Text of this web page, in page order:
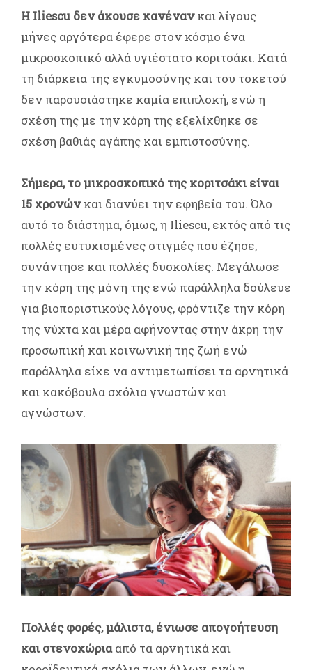
Η Iliescu δεν άκουσε κανένανκαι λίγους
μήνες αργότερα έφερε στον κόσμο ένα
μικροσκοπικό αλλά υγιέστατο κοριτσάκι. Κατά
τη διάρκεια της εγκυμοσύνης και του τοκετού
δεν παρουσιάστηκε καμία επιπλοκή, ενώ η
σχέση της με την κόρη της εξελίχθηκε σε
σχέση βαθιάς αγάπης και εμπιστοσύνης.
Σήμερα, το μικροσκοπικό της κοριτσάκι είναι
15 χρονώνκαι διανύει την εφηβεία του. Όλο
αυτό το διάστημα, όμως, η Iliescu, εκτός από τις
πολλές ευτυχισμένες στιγμές που έζησε,
συνάντησε και πολλές δυσκολίες. Μεγάλωσε
την κόρη της μόνη της ενώ παράλληλα δούλευε
για βιοποριστικούς λόγους, φρόντιζε την κόρη
της νύχτα και μέρα αφήνοντας στην άκρη την
προσωπική και κοινωνική της ζωή ενώ
παράλληλα είχε να αντιμετωπίσει τα αρνητικά
και κακόβουλα σχόλια γνωστών και
αγνώστων.
Πολλές φορές, μάλιστα, ένιωσε απογοήτευση
και στενοχώριααπό τα αρνητικά και